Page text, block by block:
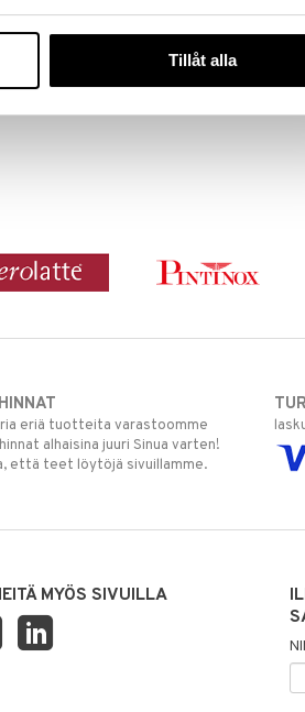
Tillåt alla
LYNGBY PORCELÆN LYNGBY
eriä tuotteita varastoomme
alhaisina juuri Sinua varten!
että teet löytöjä sivuillamme.
MYÖS SIVUILLA